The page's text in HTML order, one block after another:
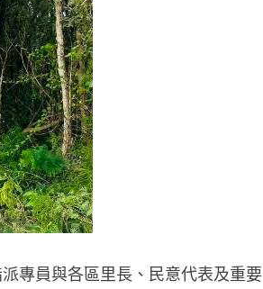
專員與各區里長、民意代表及重要